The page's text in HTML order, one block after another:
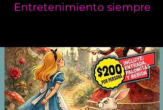
Entretenimiento siempre